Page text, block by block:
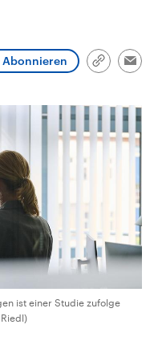
gehören die Vereinigten
den mächtigsten Ländern
Abonnieren
Link
ist einer Studie zufolge